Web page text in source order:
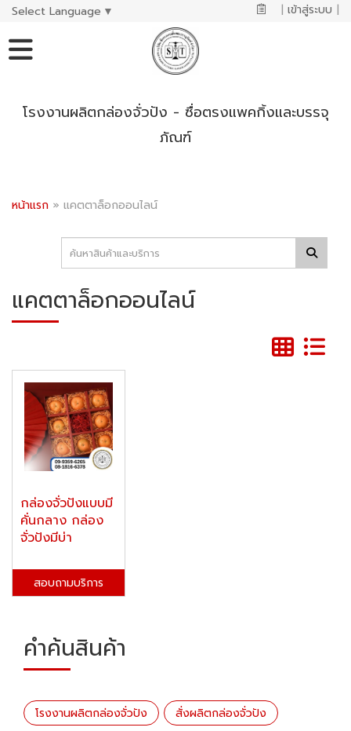
Select Language ▼ | เข้าสู่ระบบ |
โรงงานผลิตกล่องจั่วปัง - ซื่อตรงแพคกิ้งและบรรจุ
ภัณฑ์
หน้าแรก » แคตตาล็อกออนไลน์
แคตตาล็อกออนไลน์
กล่องจั่วปังแบบมี
คั่นกลาง กล่อง
จั่วปังมีบ่า
สอบถามบริการ
คำค้นสินค้า
โรงงานผลิตกล่องจั่วปัง สั่งผลิตกล่องจั่วปัง